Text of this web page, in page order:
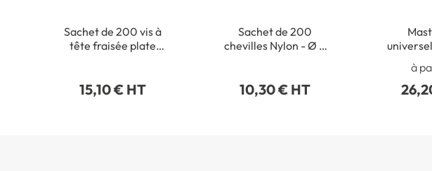
Sachet de 200 vis à
tête fraisée plate
15,10 € HT
Sachet de 200
chevilles Nylon - Ø 5
10,30 € HT
à